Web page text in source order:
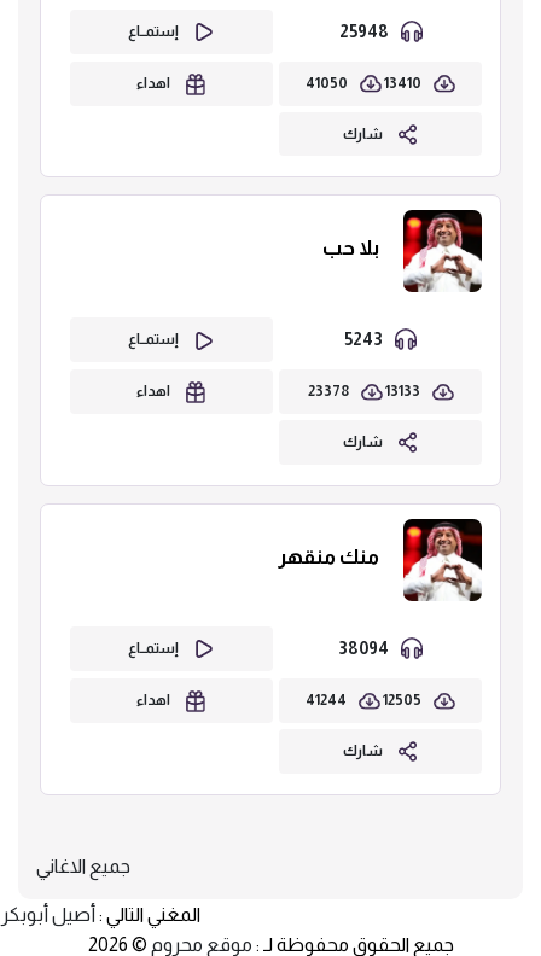
إستمــاع
13410
41050 اهداء
شارك
بلا حب
إستمــاع
13133
23378 اهداء
شارك
منك منقهر
إستمــاع
12505
41244 اهداء
شارك
جميع الاغاني
المغني التالي : أصيل أبوبكر
جميع الحقوق محفوظة لـ : موقع محروم © 2026